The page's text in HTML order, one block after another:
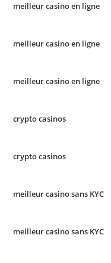
meilleur casino en ligne
meilleur casino en ligne
meilleur casino en ligne
crypto casinos
crypto casinos
meilleur casino sans KYC
meilleur casino sans KYC